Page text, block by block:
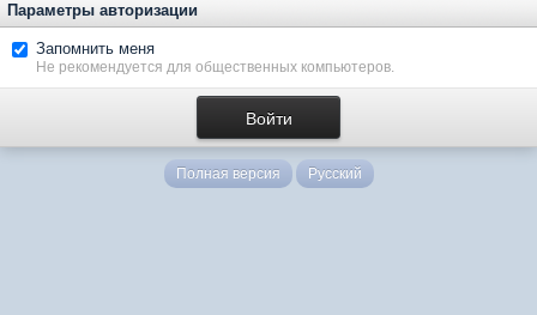
Параметры авторизации
Запомнить меня
Не рекомендуется для общественных компьютеров.
Полная версия Русский